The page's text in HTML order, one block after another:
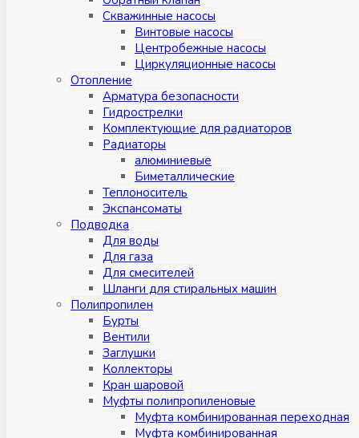
Скважинные насосы
Винтовые насосы
Центробежные насосы
Циркуляционные насосы
Отопление
Арматура безопасности
Гидрострелки
Комплектующие для радиаторов
Радиаторы
алюминиевые
Биметаллические
Теплоноситель
Экспансоматы
Подводка
Для воды
Для газа
Для смесителей
Шланги для стиральных машин
Полипропилен
Бурты
Вентили
Заглушки
Коллекторы
Кран шаровой
Муфты полипропиленовые
Муфта комбинированная переходная
Муфта комбинированная